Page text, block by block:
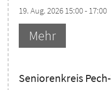
19. Aug. 2026 15:00 - 17:00
Mehr
Seniorenkreis